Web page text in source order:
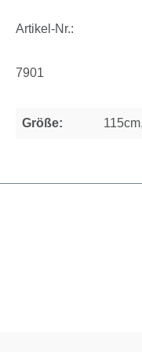
Artikel-Nr.:
7901
Größe: